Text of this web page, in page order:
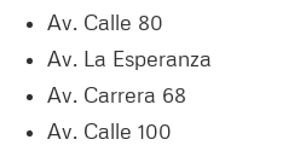
Av. Calle 80
Av. La Esperanza
Av. Carrera 68
Av. Calle 100